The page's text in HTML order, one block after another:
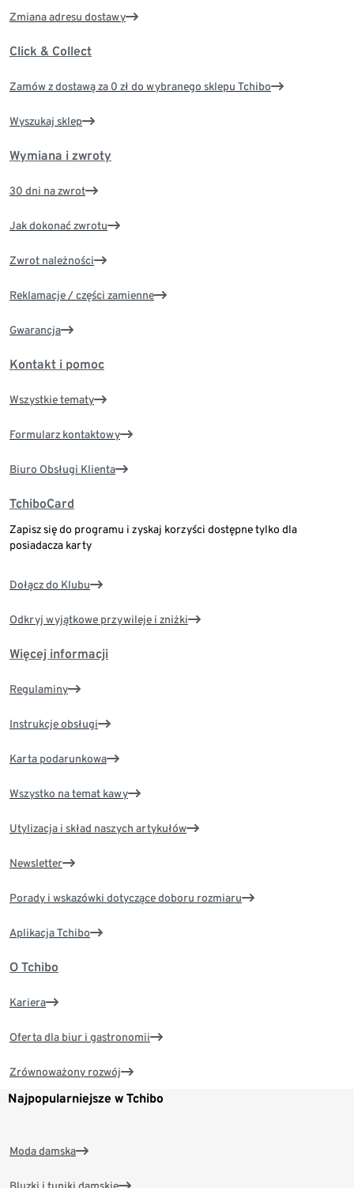
Zmiana adresu dostawy
Click & Collect
Zamów z dostawą za 0 zł do wybranego sklepu Tchibo
Wyszukaj sklep
Wymiana i zwroty
30 dni na zwrot
Jak dokonać zwrotu
Zwrot należności
Reklamacje / części zamienne
Gwarancja
Kontakt i pomoc
Wszystkie tematy
Formularz kontaktowy
Biuro Obsługi Klienta
TchiboCard
Zapisz się do programu i zyskaj korzyści dostępne tylko dla
posiadacza karty
Dołącz do Klubu
Odkryj wyjątkowe przywileje i zniżki
Więcej informacji
Regulaminy
Instrukcje obsługi
Karta podarunkowa
Wszystko na temat kawy
Utylizacja i skład naszych artykułów
Newsletter
Porady i wskazówki dotyczące doboru rozmiaru
Aplikacja Tchibo
O Tchibo
Kariera
Oferta dla biur i gastronomii
Zrównoważony rozwój
Najpopularniejsze w Tchibo
Moda damska